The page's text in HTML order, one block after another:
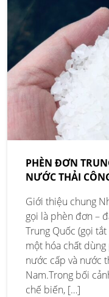
PHÈN ĐƠN
NƯỚC THẢI
Giới thiệu chung
gọi là phèn đơn –
Trung Quốc (gọi
một hóa chất
nước cấp và nước
Nam.Trong bối
chế biến, […]